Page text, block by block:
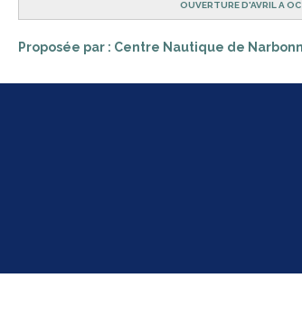
OUVERTURE D'AVRIL A
Proposée par : Centre Nautique de